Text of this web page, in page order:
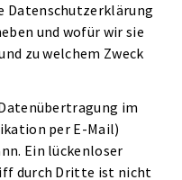
Datenschutzerklärung
und wofür wir sie
zu welchem Zweck
im
per E-Mail)
Ein lückenloser
durch Dritte ist nicht